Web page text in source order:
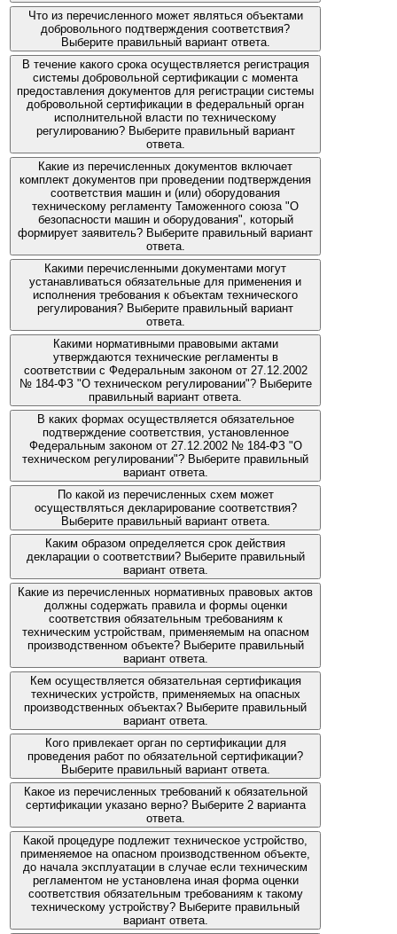
Что из перечисленного может являться объектами
добровольного подтверждения соответствия?
Выберите правильный вариант ответа.
В течение какого срока осуществляется регистрация
системы добровольной сертификации с момента
предоставления документов для регистрации системы
добровольной сертификации в федеральный орган
исполнительной власти по техническому
регулированию? Выберите правильный вариант
ответа.
Какие из перечисленных документов включает
комплект документов при проведении подтверждения
соответствия машин и (или) оборудования
техническому регламенту Таможенного союза "О
безопасности машин и оборудования", который
формирует заявитель? Выберите правильный вариант
ответа.
Какими перечисленными документами могут
устанавливаться обязательные для применения и
исполнения требования к объектам технического
регулирования? Выберите правильный вариант
ответа.
Какими нормативными правовыми актами
утверждаются технические регламенты в
соответствии с Федеральным законом от 27.12.2002
№ 184-ФЗ "О техническом регулировании"? Выберите
правильный вариант ответа.
В каких формах осуществляется обязательное
подтверждение соответствия, установленное
Федеральным законом от 27.12.2002 № 184-ФЗ "О
техническом регулировании"? Выберите правильный
вариант ответа.
По какой из перечисленных схем может
осуществляться декларирование соответствия?
Выберите правильный вариант ответа.
Каким образом определяется срок действия
декларации о соответствии? Выберите правильный
вариант ответа.
Какие из перечисленных нормативных правовых актов
должны содержать правила и формы оценки
соответствия обязательным требованиям к
техническим устройствам, применяемым на опасном
производственном объекте? Выберите правильный
вариант ответа.
Кем осуществляется обязательная сертификация
технических устройств, применяемых на опасных
производственных объектах? Выберите правильный
вариант ответа.
Кого привлекает орган по сертификации для
проведения работ по обязательной сертификации?
Выберите правильный вариант ответа.
Какое из перечисленных требований к обязательной
сертификации указано верно? Выберите 2 варианта
ответа.
Какой процедуре подлежит техническое устройство,
применяемое на опасном производственном объекте,
до начала эксплуатации в случае если техническим
регламентом не установлена иная форма оценки
соответствия обязательным требованиям к такому
техническому устройству? Выберите правильный
вариант ответа.